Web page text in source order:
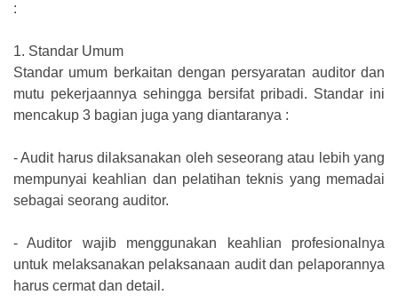
:
1. Standar Umum
Standar umum berkaitan dengan persyaratan auditor dan
mutu pekerjaannya sehingga bersifat pribadi. Standar ini
mencakup 3 bagian juga yang diantaranya :
-Audit harus dilaksanakan oleh seseorang atau lebih yang
mempunyai keahlian dan pelatihan teknis yang memadai
sebagai seorang auditor.
-
Auditor wajib menggunakan keahlian profesionalnya
untuk melaksanakan pelaksanaan audit dan pelaporannya
harus cermat dan detail.